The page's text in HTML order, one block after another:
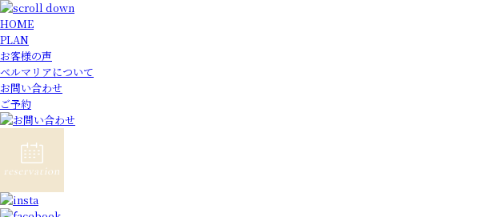
HOME
PLAN
お客様の声
ベルマリアについて
お問い合わせ
ご予約